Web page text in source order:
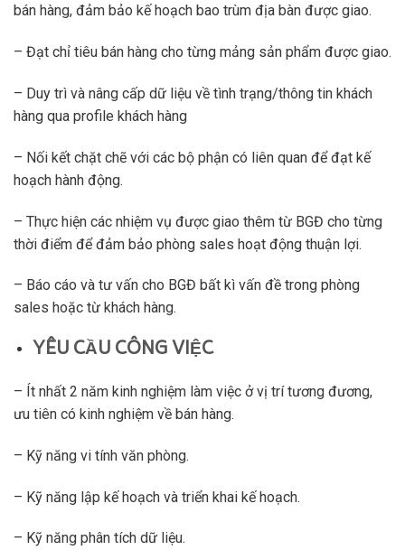
bán hàng, đảm bảo kế hoạch bao trùm địa bàn được giao.
– Đạt chỉ tiêu bán hàng cho từng mảng sản phẩm được giao.
– Duy trì và nâng cấp dữ liệu về tình trạng/thông tin khách
hàng qua profile khách hàng
– Nối kết chặt chẽ với các bộ phận có liên quan để đạt kế
hoạch hành động.
– Thực hiện các nhiệm vụ được giao thêm từ BGĐ cho từng
thời điểm để đảm bảo phòng sales hoạt động thuận lợi.
– Báo cáo và tư vấn cho BGĐ bất kì vấn đề trong phòng
sales hoặc từ khách hàng.
YÊU CẦU CÔNG VIỆC
– Ít nhất 2 năm kinh nghiệm làm việc ở vị trí tương đương,
ưu tiên có kinh nghiệm về bán hàng.
– Kỹ năng vi tính văn phòng.
– Kỹ năng lập kế hoạch và triển khai kế hoạch.
– Kỹ năng phân tích dữ liệu.